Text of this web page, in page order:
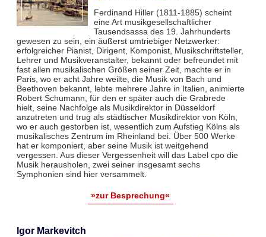
Ferdinand Hiller (1811-1885) scheint
eine Art musikgesellschaftlicher
Tausendsassa des 19. Jahrhunderts
gewesen zu sein, ein äußerst umtriebiger Netzwerker:
erfolgreicher Pianist, Dirigent, Komponist, Musikschriftsteller,
Lehrer und Musikveranstalter, bekannt oder befreundet mit
fast allen musikalischen Größen seiner Zeit, machte er in
Paris, wo er acht Jahre weilte, die Musik von Bach und
Beethoven bekannt, lebte mehrere Jahre in Italien, animierte
Robert Schumann, für den er später auch die Grabrede
hielt, seine Nachfolge als Musikdirektor in Düsseldorf
anzutreten und trug als städtischer Musikdirektor von Köln,
wo er auch gestorben ist, wesentlich zum Aufstieg Kölns als
musikalisches Zentrum im Rheinland bei. Über 500 Werke
hat er komponiert, aber seine Musik ist weitgehend
vergessen. Aus dieser Vergessenheit will das Label cpo die
Musik herausholen, zwei seiner insgesamt sechs
Symphonien sind hier versammelt.
»zur Besprechung«
Igor Markevitch